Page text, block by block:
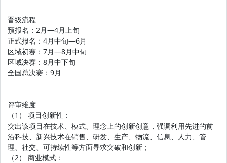
晋级流程
预报名：2月—4月上旬
正式报名：4月中旬—6月
区域初赛：7月—8月中旬
区域决赛：8月中下旬
全国总决赛：9月
评审维度
（1） 项目创新性：
突出该项目在技术、模式、理念上的创新创意，强调利用先进的前
沿科技、新兴技术在销售、研发、生产、物流、信息、人力、管
理、社交、可持续性等方面寻求突破和创新；
（2） 商业模式：